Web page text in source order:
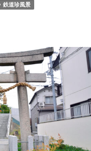
鉄道珍風景